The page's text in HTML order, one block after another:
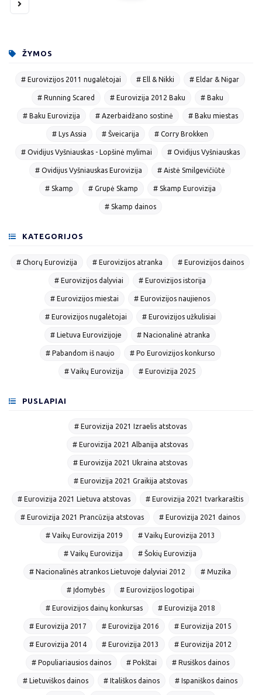
ŽYMOS
# Eurovizijos 2011 nugalėtojai # Ell & Nikki # Eldar & Nigar
# Running Scared # Eurovizija 2012 Baku # Baku
# Baku Eurovizija # Azerbaidžano sostinė # Baku miestas
# Lys Assia # Šveicarija # Corry Brokken
# Ovidijus Vyšniauskas - Lopšinė mylimai # Ovidijus Vyšniauskas
# Ovidijus Vyšniauskas Eurovizija # Aistė Smilgevičiūtė
# Skamp # Grupė Skamp # Skamp Eurovizija
# Skamp dainos
KATEGORIJOS
# Chorų Eurovizija # Eurovizijos atranka # Eurovizijos dainos
# Eurovizijos dalyviai # Eurovizijos istorija
# Eurovizijos miestai # Eurovizijos naujienos
# Eurovizijos nugalėtojai # Eurovizijos užkulisiai
# Lietuva Eurovizijoje # Nacionalinė atranka
# Pabandom iš naujo # Po Eurovizijos konkurso
# Vaikų Eurovizija # Eurovizija 2025
PUSLAPIAI
# Eurovizija 2021 Izraelis atstovas
# Eurovizija 2021 Albanija atstovas
# Eurovizija 2021 Ukraina atstovas
# Eurovizija 2021 Graikija atstovas
# Eurovizija 2021 Lietuva atstovas # Eurovizija 2021 tvarkaraštis
# Eurovizija 2021 Prancūzija atstovas # Eurovizija 2021 dainos
# Vaikų Eurovizija 2019 # Vaikų Eurovizija 2013
# Vaikų Eurovizija # Šokių Eurovizija
# Nacionalinės atrankos Lietuvoje dalyviai 2012 # Muzika
# Įdomybės # Eurovizijos logotipai
# Eurovizijos dainų konkursas # Eurovizija 2018
# Eurovizija 2017 # Eurovizija 2016 # Eurovizija 2015
# Eurovizija 2014 # Eurovizija 2013 # Eurovizija 2012
# Populiariausios dainos # Pokštai # Rusiškos dainos
# Lietuviškos dainos # Itališkos dainos # Ispaniškos dainos